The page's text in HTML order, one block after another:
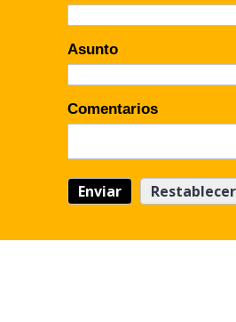
Asunto
Comentarios